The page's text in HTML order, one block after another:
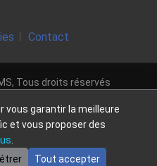
Contact
Tous droits réservés
CMS
vous garantir la meilleure
et vous proposer des
Tout accepter